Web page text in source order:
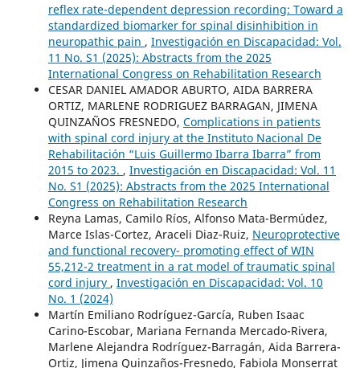
reflex rate-dependent depression recording: Toward a
standardized biomarker for spinal disinhibition in
neuropathic pain , Investigación en Discapacidad: Vol.
11 No. S1 (2025): Abstracts from the 2025
International Congress on Rehabilitation Research
CESAR DANIEL AMADOR ABURTO, AIDA BARRERA
ORTIZ, MARLENE RODRIGUEZ BARRAGAN, JIMENA
QUINZAÑOS FRESNEDO, Complications in patients
with spinal cord injury at the Instituto Nacional De
Rehabilitación “Luis Guillermo Ibarra Ibarra” from
2015 to 2023. , Investigación en Discapacidad: Vol. 11
No. S1 (2025): Abstracts from the 2025 International
Congress on Rehabilitation Research
Reyna Lamas, Camilo Ríos, Alfonso Mata-Bermúdez,
Marce Islas-Cortez, Araceli Diaz-Ruiz, Neuroprotective
and functional recovery- promoting effect of WIN
55,212-2 treatment in a rat model of traumatic spinal
cord injury , Investigación en Discapacidad: Vol. 10
No. 1 (2024)
Martín Emiliano Rodríguez-García, Ruben Isaac
Carino-Escobar, Mariana Fernanda Mercado-Rivera,
Marlene Alejandra Rodríguez-Barragán, Aida Barrera-
Ortiz, Jimena Quinzaños-Fresnedo, Fabiola Monserrat